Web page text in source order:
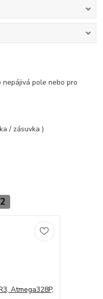
pole nebo pro
/ zásuvka )